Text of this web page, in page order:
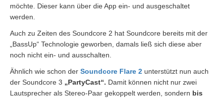
möchte. Dieser kann über die App ein- und ausgeschaltet
werden.
Auch zu Zeiten des Soundcore 2 hat Soundcore bereits mit der
„BassUp“ Technologie geworben, damals ließ sich diese aber
noch nicht ein- und ausschalten.
Ähnlich wie schon der Soundcore Flare 2 unterstützt nun auch
der Soundcore 3 „PartyCast“. Damit können nicht nur zwei
Lautsprecher als Stereo-Paar gekoppelt werden, sondern bis